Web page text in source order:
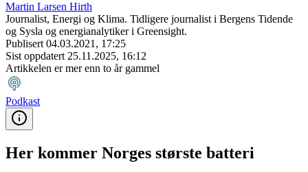
Martin Larsen Hirth
Journalist, Energi og Klima. Tidligere journalist i Bergens Tidende
og Sysla og energianalytiker i Greensight.
Publisert 04.03.2021, 17:25
Sist oppdatert 25.11.2025, 16:12
Artikkelen er mer enn to år gammel
Podkast
Her kommer Norges største batteri